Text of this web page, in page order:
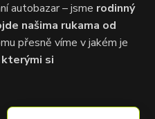
autobazar – jsme rodinný
našima rukama od
přesně víme v jakém je
kterými si